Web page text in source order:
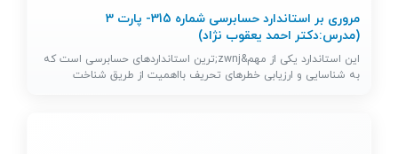
مروری بر استاندارد حسابرسی شماره 315- پارت 3
(مدرس:دکتر احمد یعقوب نژاد)
این استاندارد یکی از مهم&zwnj;ترین استانداردهای حسابرسی است که
به شناسایی و ارزیابی خطرهای تحریف بااهمیت از طریق شناخت